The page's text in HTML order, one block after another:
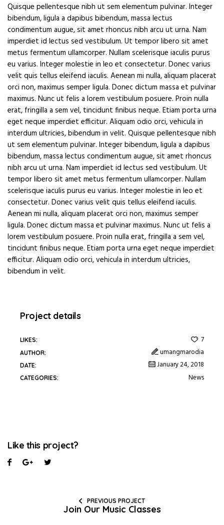
Quisque pellentesque nibh ut sem elementum pulvinar. Integer
bibendum, ligula a dapibus bibendum, massa lectus
condimentum augue, sit amet rhoncus nibh arcu ut urna. Nam
imperdiet id lectus sed vestibulum. Ut tempor libero sit amet
metus fermentum ullamcorper. Nullam scelerisque iaculis purus
eu varius. Integer molestie in leo et consectetur. Donec varius
velit quis tellus eleifend iaculis. Aenean mi nulla, aliquam placerat
orci non, maximus semper ligula. Donec dictum massa et pulvinar
maximus. Nunc ut felis a lorem vestibulum posuere. Proin nulla
erat, fringilla a sem vel, tincidunt finibus neque. Etiam porta urna
eget neque imperdiet efficitur. Aliquam odio orci, vehicula in
interdum ultricies, bibendum in velit. Quisque pellentesque nibh
ut sem elementum pulvinar. Integer bibendum, ligula a dapibus
bibendum, massa lectus condimentum augue, sit amet rhoncus
nibh arcu ut urna. Nam imperdiet id lectus sed vestibulum. Ut
tempor libero sit amet metus fermentum ullamcorper. Nullam
scelerisque iaculis purus eu varius. Integer molestie in leo et
consectetur. Donec varius velit quis tellus eleifend iaculis.
Aenean mi nulla, aliquam placerat orci non, maximus semper
ligula. Donec dictum massa et pulvinar maximus. Nunc ut felis a
lorem vestibulum posuere. Proin nulla erat, fringilla a sem vel,
tincidunt finibus neque. Etiam porta urna eget neque imperdiet
efficitur. Aliquam odio orci, vehicula in interdum ultricies,
bibendum in velit.
Project details
LIKES: 7
AUTHOR: umangmarodia
DATE: January 24, 2018
CATEGORIES: News
Like this project?
PREVIOUS PROJECT
Join Our Music Classes